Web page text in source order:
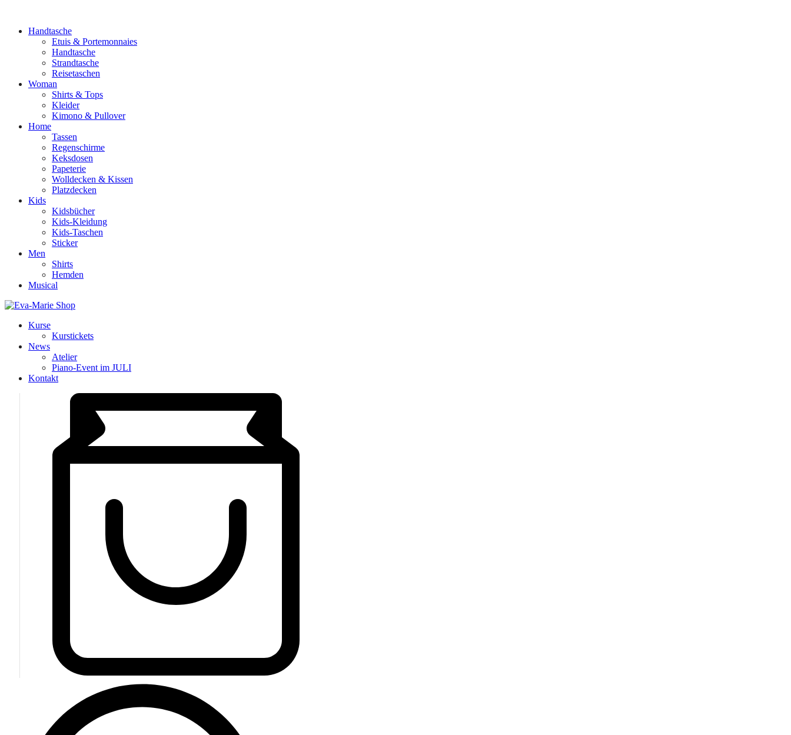
Handtasche
Etuis & Portemonnaies
Handtasche
Strandtasche
Reisetaschen
Woman
Shirts & Tops
Kleider
Kimono & Pullover
Home
Tassen
Regenschirme
Keksdosen
Papeterie
Wolldecken & Kissen
Platzdecken
Kids
Kidsbücher
Kids-Kleidung
Kids-Taschen
Sticker
Men
Shirts
Hemden
Musical
Kurse
Kurstickets
News
Atelier
Piano-Event im JULI
Kontakt